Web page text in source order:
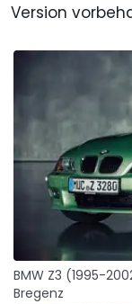
Version
BMW Z3 (1995-
Bregenz